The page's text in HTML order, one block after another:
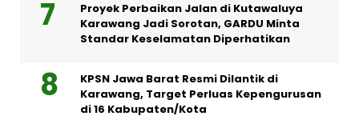
Proyek Perbaikan Jalan di Kutawaluya
Karawang Jadi Sorotan, GARDU Minta
Standar Keselamatan Diperhatikan
KPSN Jawa Barat Resmi Dilantik di
Karawang, Target Perluas Kepengurusan
di 16 Kabupaten/Kota